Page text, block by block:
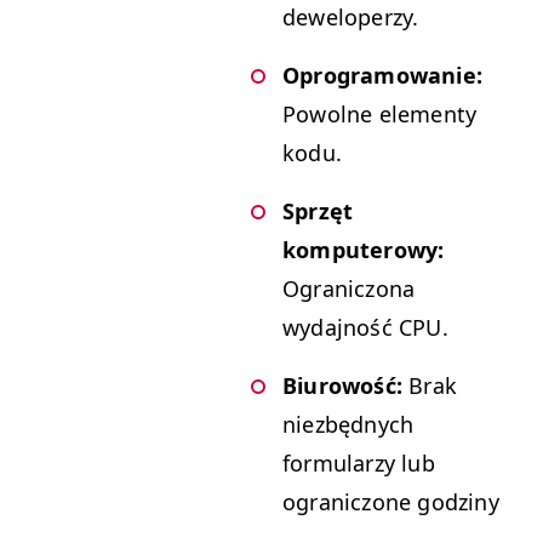
deweloperzy.
Oprogramowanie:
Powolne elementy
kodu.
Sprzęt
komputerowy:
Ograniczona
wydajność CPU.
Biurowość: Brak
niezbędnych
formularzy lub
ograniczone godziny